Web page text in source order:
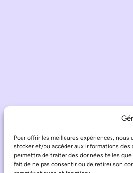
Pour offrir les meilleures expériences,
stocker et/ou accéder aux informations des
permettra de traiter des données telles
fait de ne pas consentir ou de retirer son